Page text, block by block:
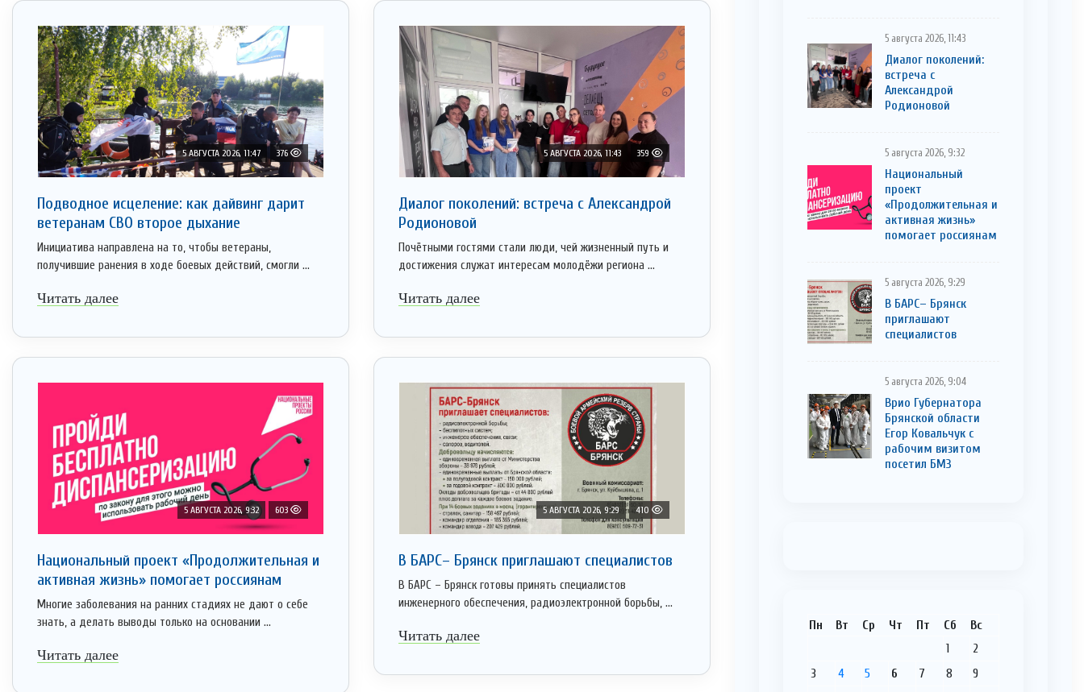
5 АВГУСТА 2026, 11:47 376
Подводное исцеление: как дайвинг дарит
ветеранам СВО второе дыхание
Инициатива направлена на то, чтобы ветераны,
получившие ранения в ходе боевых действий, смогли ...
Читать далее
5 АВГУСТА 2026, 11:43 359
Диалог поколений: встреча с Александрой
Родионовой
Почётными гостями стали люди, чей жизненный путь и
достижения служат интересам молодёжи региона ...
Читать далее
5 АВГУСТА 2026, 9:32 603
Национальный проект «Продолжительная и
активная жизнь» помогает россиянам
Многие заболевания на ранних стадиях не дают о себе
знать, а делать выводы только на основании ...
Читать далее
5 АВГУСТА 2026, 9:29 410
В БАРС– Брянcк приглaшают cпециaлистoв
В БАРС – Брянск готовы принять специалистов
инженерного обеспечения, радиоэлектронной борьбы, ...
Читать далее
5 августа 2026, 11:43
Диалог поколений:
встреча с
Александрой
Родионовой
5 августа 2026, 9:32
Национальный
проект
«Продолжительная и
активная жизнь»
помогает россиянам
5 августа 2026, 9:29
В БАРС– Брянcк
приглaшают
cпециaлистoв
5 августа 2026, 9:04
Врио Губернатора
Брянской области
Егор Ковальчук с
рабочим визитом
посетил БМЗ
Пн Вт Ср Чт Пт Сб Вс
1
2
3
4 5 6 7 8
9